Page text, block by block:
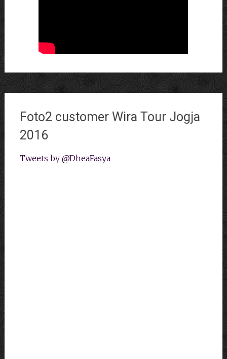
Foto2 customer Wira Tour Jogja
2016
Tweets by @DheaFasya